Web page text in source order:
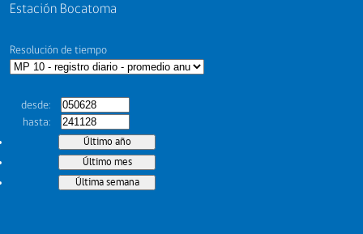
Estación Bocatoma
Resolución de tiempo
desde
hasta